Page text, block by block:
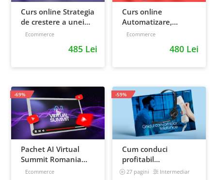
Curs online Strategia
de crestere a unei
afaceri - de la idee, la
Ecommerce
485 Lei
Curs online
Automatizare,
scalare si loializare:
strategia de business
Ecommerce
480 Lei
Pachet AI Virtual
Summit Romania
2026: inregistrari +
Ecommerce
-69%
Cum conduci
profitabil
convorbirile
27 pagini Intermediar
-59%